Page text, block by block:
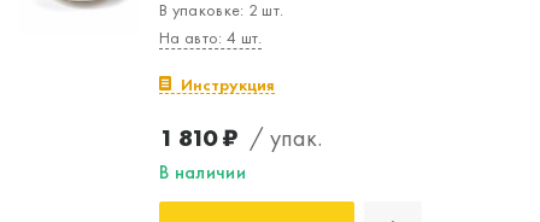
В упаковке: 2 шт.
На авто: 4 шт.
Инструкция
1 810 ₽ / упак.
В наличии